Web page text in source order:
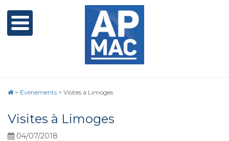
> Événements > Visites à Limoges
Visites à Limoges
04/07/2018